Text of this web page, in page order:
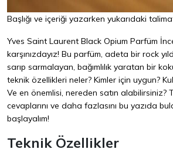
Başlığı ve içeriği yazarken yukarıdaki
Yves Saint Laurent Black Opium Parfüm
karşınızdayız! Bu parfüm, adeta bir rock
sarıp sarmalayan, bağımlılık yaratan bir
teknik özellikleri neler? Kimler için uygun?
Ve en önemlisi, nereden satın alabilirsiniz?
cevaplarını ve daha fazlasını bu yazıda
başlayalım!
Teknik Özellikler